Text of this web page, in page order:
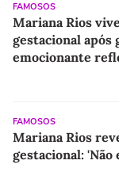
FAMOSOS
Mariana Rios
gestacional após
emocionante
FAMOSOS
Mariana Rios
gestacional: